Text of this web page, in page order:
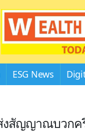
ESG News
งสัญญาณบวกค